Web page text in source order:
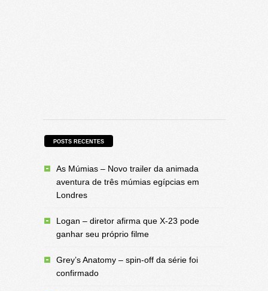
POSTS RECENTES
As Múmias – Novo trailer da animada
aventura de três múmias egípcias em
Londres
Logan – diretor afirma que X-23 pode
ganhar seu próprio filme
Grey’s Anatomy – spin-off da série foi
confirmado